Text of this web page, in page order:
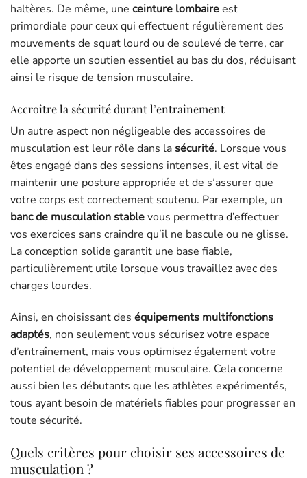
haltères. De même, une ceinture lombaireest
primordiale pour ceux qui effectuent régulièrement des
mouvements de squat lourd ou de soulevé de terre, car
elle apporte un soutien essentiel au bas du dos, réduisant
ainsi le risque de tension musculaire.
Accroître la sécurité durant l’entraînement
Un autre aspect non négligeable des accessoires de
musculation est leur rôle dans lasécurité. Lorsque vous
êtes engagé dans des sessions intenses, il est vital de
maintenir une posture appropriée et de s’assurer que
votre corps est correctement soutenu. Par exemple, un
banc de musculation stablevous permettra d’effectuer
vos exercices sans craindre qu’il ne bascule ou ne glisse.
La conception solide garantit une base fiable,
particulièrement utile lorsque vous travaillez avec des
charges lourdes.
Ainsi, en choisissant des équipements multifonctions
adaptés, non seulement vous sécurisez votre espace
d’entraînement, mais vous optimisez également votre
potentiel de développement musculaire. Cela concerne
aussi bien les débutants que les athlètes expérimentés,
tous ayant besoin de matériels fiables pour progresser en
toute sécurité.
Quels critères pour choisir ses accessoires de
musculation ?